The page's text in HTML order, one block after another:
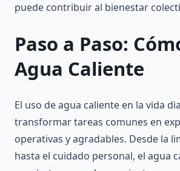
puede contribuir al bienestar
Paso a Paso:
Agua Caliente
El uso de agua caliente en la vida
transformar tareas comunes en
operativas y agradables. Desde la
hasta el cuidado personal, el agua